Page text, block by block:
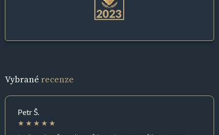
Vybrané recenze
Petr Š.